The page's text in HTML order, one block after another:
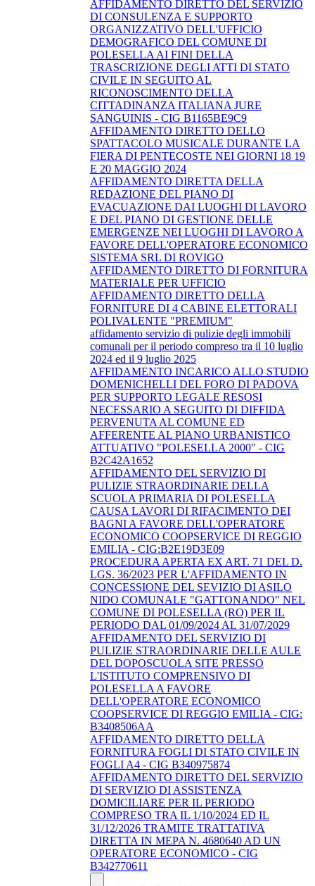
AFFIDAMENTO DIRETTO DEL SERVIZIO
DI CONSULENZA E SUPPORTO
ORGANIZZATIVO DELL'UFFICIO
DEMOGRAFICO DEL COMUNE DI
POLESELLA AI FINI DELLA
TRASCRIZIONE DEGLI ATTI DI STATO
CIVILE IN SEGUITO AL
RICONOSCIMENTO DELLA
CITTADINANZA ITALIANA JURE
SANGUINIS - CIG B1165BE9C9
AFFIDAMENTO DIRETTO DELLO
SPATTACOLO MUSICALE DURANTE LA
FIERA DI PENTECOSTE NEI GIORNI 18 19
E 20 MAGGIO 2024
AFFIDAMENTO DIRETTA DELLA
REDAZIONE DEL PIANO DI
EVACUAZIONE DAI LUOGHI DI LAVORO
E DEL PIANO DI GESTIONE DELLE
EMERGENZE NEI LUOGHI DI LAVORO A
FAVORE DELL'OPERATORE ECONOMICO
SISTEMA SRL DI ROVIGO
AFFIDAMENTO DIRETTO DI FORNITURA
MATERIALE PER UFFICIO
AFFIDAMENTO DIRETTO DELLA
FORNITURE DI 4 CABINE ELETTORALI
POLIVALENTE "PREMIUM"
affidamento servizio di pulizie degli immobili
comunali per il periodo compreso tra il 10 luglio
2024 ed il 9 luglio 2025
AFFIDAMENTO INCARICO ALLO STUDIO
DOMENICHELLI DEL FORO DI PADOVA
PER SUPPORTO LEGALE RESOSI
NECESSARIO A SEGUITO DI DIFFIDA
PERVENUTA AL COMUNE ED
AFFERENTE AL PIANO URBANISTICO
ATTUATIVO "POLESELLA 2000" - CIG
B2C42A1652
AFFIDAMENTO DEL SERVIZIO DI
PULIZIE STRAORDINARIE DELLA
SCUOLA PRIMARIA DI POLESELLA
CAUSA LAVORI DI RIFACIMENTO DEI
BAGNI A FAVORE DELL'OPERATORE
ECONOMICO COOPSERVICE DI REGGIO
EMILIA - CIG:B2E19D3E09
PROCEDURA APERTA EX ART. 71 DEL D.
LGS. 36/2023 PER L'AFFIDAMENTO IN
CONCESSIONE DEL SEVIZIO DI ASILO
NIDO COMUNALE "GATTONANDO" NEL
COMUNE DI POLESELLA (RO) PER IL
PERIODO DAL 01/09/2024 AL 31/07/2029
AFFIDAMENTO DEL SERVIZIO DI
PULIZIE STRAORDINARIE DELLE AULE
DEL DOPOSCUOLA SITE PRESSO
L'ISTITUTO COMPRENSIVO DI
POLESELLA A FAVORE
DELL'OPERATORE ECONOMICO
COOPSERVICE DI REGGIO EMILIA - CIG:
B3408506AA
AFFIDAMENTO DIRETTO DELLA
FORNITURA FOGLI DI STATO CIVILE IN
FOGLI A4 - CIG B340975874
AFFIDAMENTO DIRETTO DEL SERVIZIO
DI SERVIZIO DI ASSISTENZA
DOMICILIARE PER IL PERIODO
COMPRESO TRA IL 1/10/2024 ED IL
31/12/2026 TRAMITE TRATTATIVA
DIRETTA IN MEPA N. 4680640 AD UN
OPERATORE ECONOMICO - CIG
B342770611